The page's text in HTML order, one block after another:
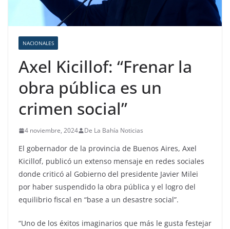
NACIONALES
Axel Kicillof: “Frenar la
obra pública es un
crimen social”
4 noviembre, 2024 De La Bahía Noticias
El gobernador de la provincia de Buenos Aires, Axel
Kicillof, publicó un extenso mensaje en redes sociales
donde criticó al Gobierno del presidente Javier Milei
por haber suspendido la obra pública y el logro del
equilibrio fiscal en “base a un desastre social”.
“Uno de los éxitos imaginarios que más le gusta festejar